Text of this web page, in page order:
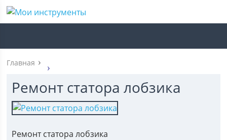
Главная
Ремонт статора лобзика
Ремонт статора лобзика